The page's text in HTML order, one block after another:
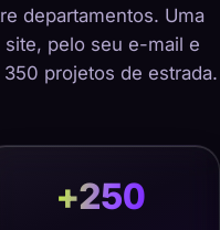
departamentos. Uma
pelo seu e-mail e
projetos de estrada.
+250